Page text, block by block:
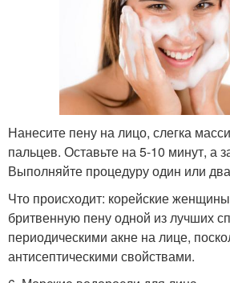
Нанесите пену на лицо, слегка
пальцев. Оставьте на 5-10 минут, а
Выполняйте процедуру один или
Что происходит: корейские
бритвенную пену одной из лучших
периодическими акне на лице,
антисептическими свойствами.